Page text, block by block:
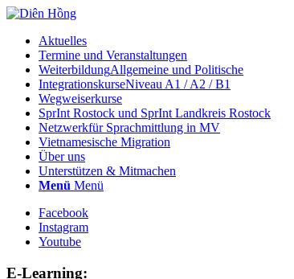
Aktuelles
Termine und Veranstaltungen
WeiterbildungAllgemeine und Politische
IntegrationskurseNiveau A1 / A2 / B1
Wegweiserkurse
SprInt Rostock und SprInt Landkreis Rostock
Netzwerkfür Sprachmittlung in MV
Vietnamesische Migration
Über uns
Unterstützen & Mitmachen
Menü Menü
Facebook
Instagram
Youtube
E-Learning: